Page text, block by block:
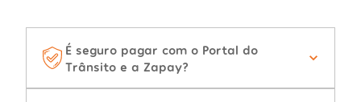
É seguro pagar com o Portal do
Trânsito e a Zapay?